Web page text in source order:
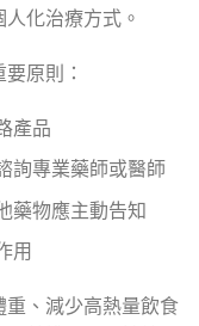
化治療方式。
原則：
產品
詢專業藥師或醫師
藥物應主動告知
用
重、減少高熱量飲食